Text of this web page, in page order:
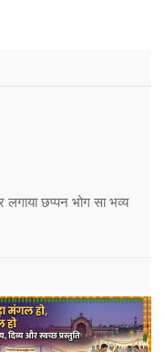
छप्पन भोग सा भव्य